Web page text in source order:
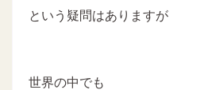
という疑問はありますが
世界の中でも